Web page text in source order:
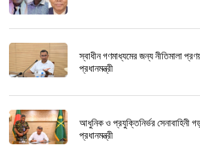
স্বাধীন গণমাধ্যমের জন্য নীতিমালা
প্রধানমন্ত্রী
আধুনিক ও প্রযুক্তিনির্ভর সেনাবাহিনী
প্রধানমন্ত্রী